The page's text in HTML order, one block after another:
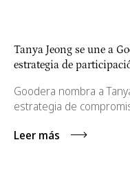
Tanya Jeong se une a
estrategia de
Goodera nombra a
estrategia de
Leer más